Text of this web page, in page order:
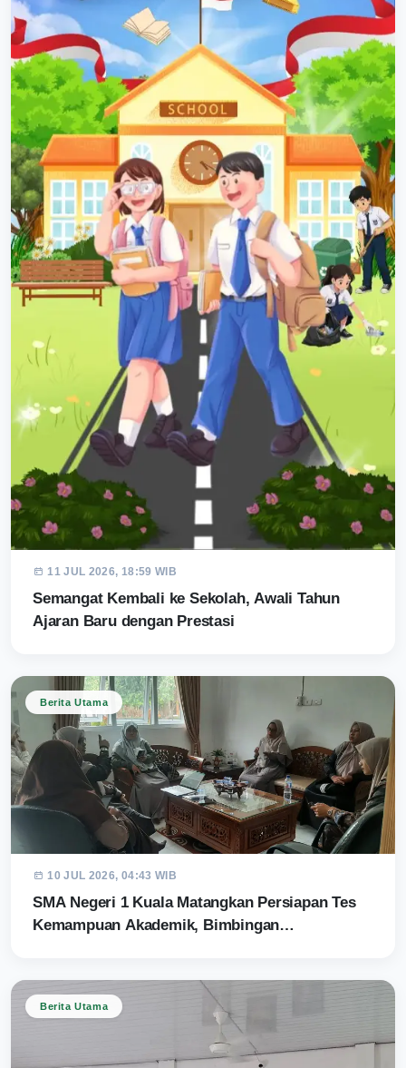
11 JUL 2026, 18:59 WIB
Semangat Kembali ke Sekolah, Awali Tahun
Ajaran Baru dengan Prestasi
Berita Utama
10 JUL 2026, 04:43 WIB
SMA Negeri 1 Kuala Matangkan Persiapan Tes
Kemampuan Akademik, Bimbingan…
Berita Utama